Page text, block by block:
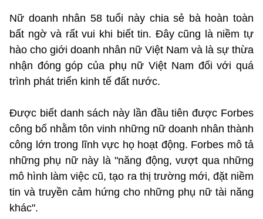
Nữ doanh nhân 58 tuổi này chia sẻ bà hoàn toàn
bất ngờ và rất vui khi biết tin. Đây cũng là niềm tự
hào cho giới doanh nhân nữ Việt Nam và là sự thừa
nhận đóng góp của phụ nữ Việt Nam đối với quá
trình phát triển kinh tế đất nước.
Được biết danh sách này lần đầu tiên được Forbes
công bố nhằm tôn vinh những nữ doanh nhân thành
công lớn trong lĩnh vực họ hoạt động. Forbes mô tả
những phụ nữ này là "năng động, vượt qua những
mô hình làm việc cũ, tạo ra thị trường mới, đặt niềm
tin và truyền cảm hứng cho những phụ nữ tài năng
khác".